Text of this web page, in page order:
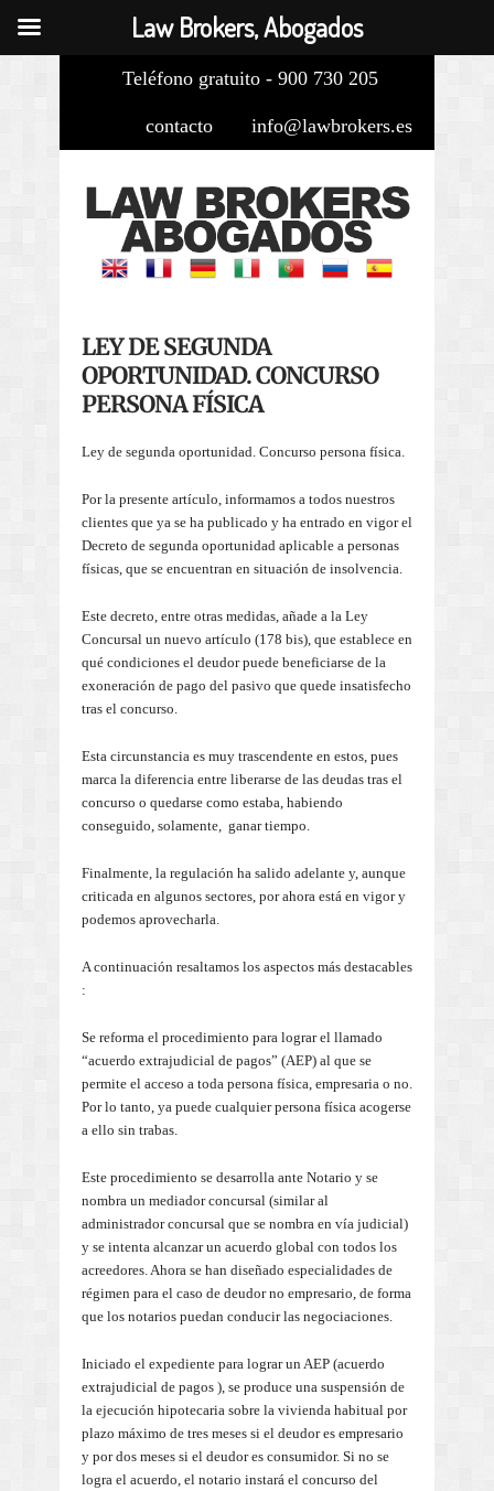
Teléfono gratuito - 900 730 205
info@lawbrokers.es
contacto
LEY DE SEGUNDA
OPORTUNIDAD. CONCURSO
PERSONA FÍSICA
Ley de segunda oportunidad. Concurso persona física.
Por la presente artículo, informamos a todos nuestros
clientes que ya se ha publicado y ha entrado en vigor el
Decreto de segunda oportunidad aplicable a personas
físicas, que se encuentran en situación de insolvencia.
Este decreto, entre otras medidas, añade a la Ley
Concursal un nuevo artículo (178 bis), que establece en
qué condiciones el deudor puede beneficiarse de la
exoneración de pago del pasivo que quede insatisfecho
tras el concurso.
Esta circunstancia es muy trascendente en estos, pues
marca la diferencia entre liberarse de las deudas tras el
concurso o quedarse como estaba, habiendo
conseguido, solamente, ganar tiempo.
Finalmente, la regulación ha salido adelante y, aunque
criticada en algunos sectores, por ahora está en vigor y
podemos aprovecharla.
A continuación resaltamos los aspectos más destacables
:
Se reforma el procedimiento para lograr el llamado
“acuerdo extrajudicial de pagos” (AEP) al que se
permite el acceso a toda persona física, empresaria o no.
Por lo tanto, ya puede cualquier persona física acogerse
a ello sin trabas.
Este procedimiento se desarrolla ante Notario y se
nombra un mediador concursal (similar al
administrador concursal que se nombra en vía judicial)
y se intenta alcanzar un acuerdo global con todos los
acreedores. Ahora se han diseñado especialidades de
régimen para el caso de deudor no empresario, de forma
que los notarios puedan conducir las negociaciones.
Iniciado el expediente para lograr un AEP (acuerdo
extrajudicial de pagos ), se produce una suspensión de
la ejecución hipotecaria sobre la vivienda habitual por
plazo máximo de tres meses si el deudor es empresario
y por dos meses si el deudor es consumidor. Si no se
logra el acuerdo, el notario instará el concurso del
Law Brokers, Abogados